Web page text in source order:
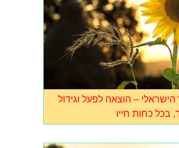
הישראלי – הוצאה לפעל וגידול
בכל כחות חייו